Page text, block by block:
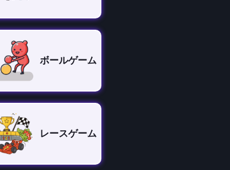
ボールゲーム
レースゲーム